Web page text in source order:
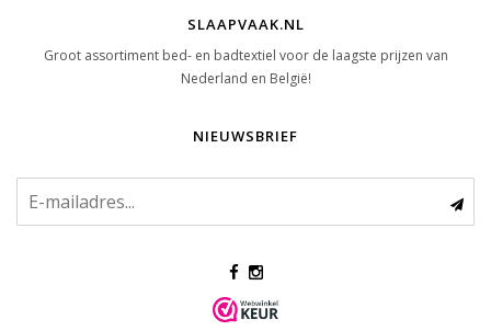
SLAAPVAAK.NL
Groot assortiment bed- en badtextiel voor de laagste prijzen van
Nederland en België!
NIEUWSBRIEF